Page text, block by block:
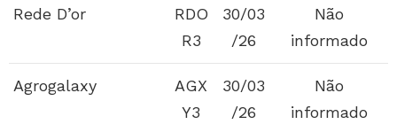
Rede D’or
RDO
R3
30/03
/26
Não
informado
Agrogalaxy
AGX
Y3
30/03
/26
Não
informado